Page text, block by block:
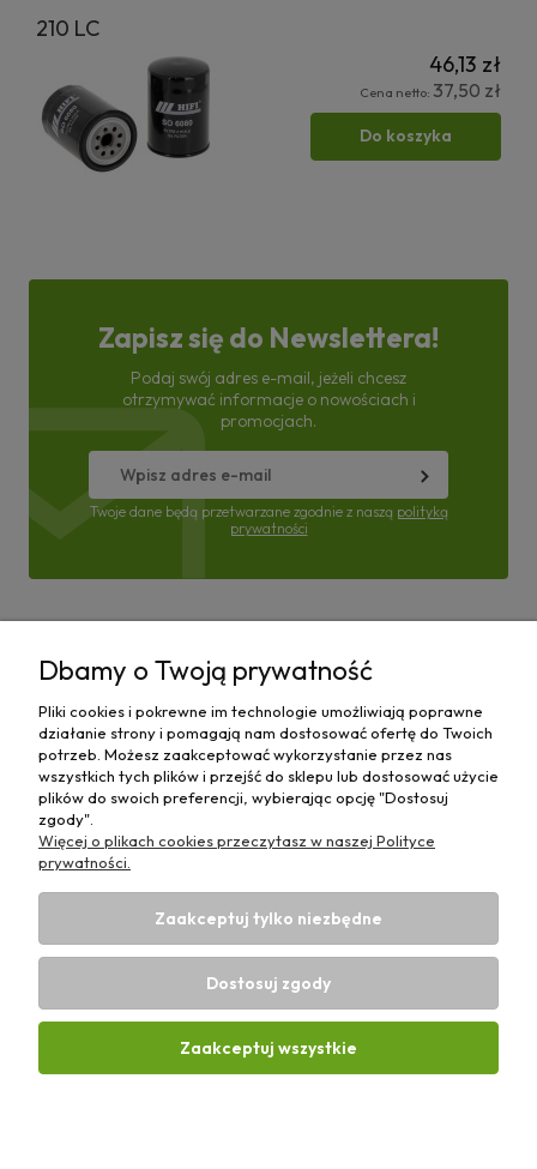
210 LC
46,13 zł
Cena netto: 37,50 zł
Do koszyka
Zapisz się do Newslettera!
Podaj swój adres e-mail, jeżeli chcesz
otrzymywać informacje o nowościach i
promocjach.
Twoje dane będą przetwarzane zgodnie z naszą polityką
prywatności
Moje konto
Płatności i dostawa
Informacje
O nas
Sklep rolniczy z częściami do maszyn E-ciągnik |
731 424 460| NIP: 5562573838 | REGON:
341257433
Dbamy o Twoją prywatność
Pliki cookies i pokrewne im technologie umożliwiają poprawne
działanie strony i pomagają nam dostosować ofertę do Twoich
potrzeb. Możesz zaakceptować wykorzystanie przez nas
wszystkich tych plików i przejść do sklepu lub dostosować użycie
plików do swoich preferencji, wybierając opcję "Dostosuj
zgody".
Więcej o plikach cookies przeczytasz w naszej Polityce
prywatności.
Zaakceptuj tylko niezbędne
Dostosuj zgody
Zaakceptuj wszystkie